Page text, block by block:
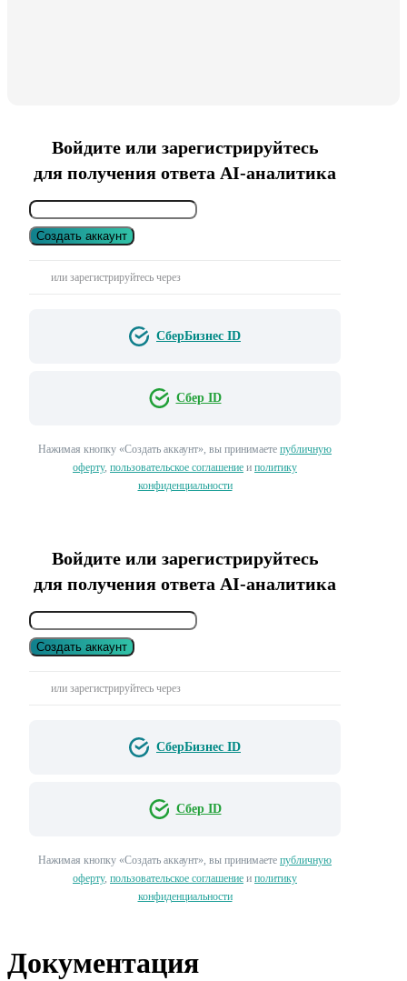
Войдите или зарегистрируйтесь
для получения ответа AI-аналитика
Создать аккаунт
или зарегистрируйтесь через
СберБизнес ID
Сбер ID
Нажимая кнопку «Создать аккаунт», вы принимаете публичную
оферту, пользовательское соглашение и политику
конфиденциальности
Войдите или зарегистрируйтесь
для получения ответа AI-аналитика
Создать аккаунт
или зарегистрируйтесь через
СберБизнес ID
Сбер ID
Нажимая кнопку «Создать аккаунт», вы принимаете публичную
оферту, пользовательское соглашение и политику
конфиденциальности
Документация